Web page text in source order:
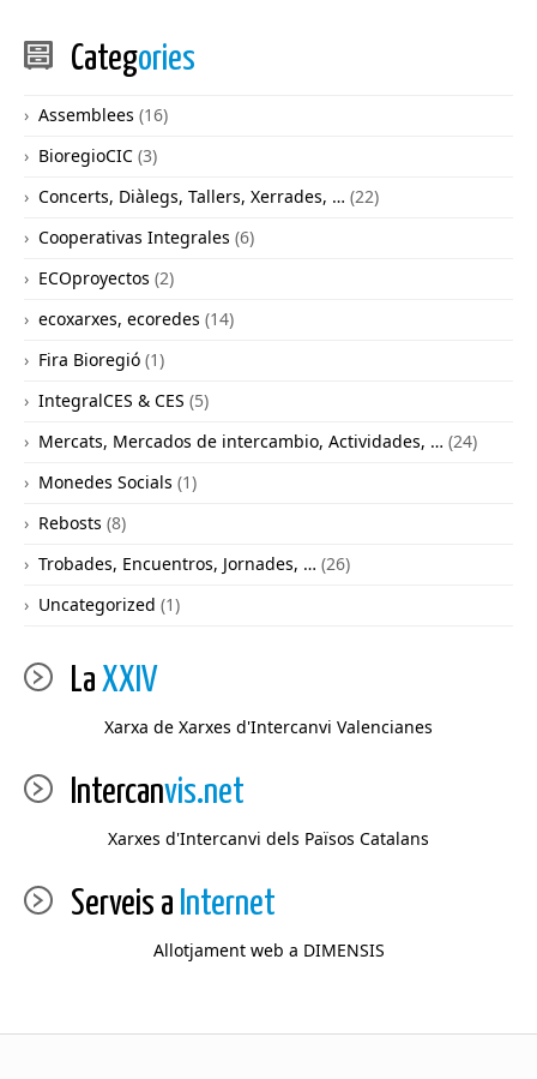
Categories
Assemblees (16)
BioregioCIC (3)
Concerts, Diàlegs, Tallers, Xerrades, … (22)
Cooperativas Integrales (6)
ECOproyectos (2)
ecoxarxes, ecoredes (14)
Fira Bioregió (1)
IntegralCES & CES (5)
Mercats, Mercados de intercambio, Actividades, … (24)
Monedes Socials (1)
Rebosts (8)
Trobades, Encuentros, Jornades, … (26)
Uncategorized (1)
La XXIV
Xarxa de Xarxes d'Intercanvi Valencianes
Intercanvis.net
Xarxes d'Intercanvi dels Països Catalans
Serveis a Internet
Allotjament web a DIMENSIS